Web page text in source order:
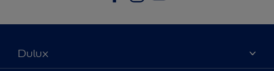
Dulux